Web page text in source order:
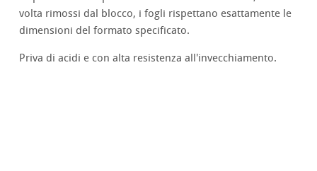
volta rimossi dal blocco, i fogli rispettano esattamente le
dimensioni del formato specificato.
Priva di acidi e con alta resistenza all'invecchiamento.